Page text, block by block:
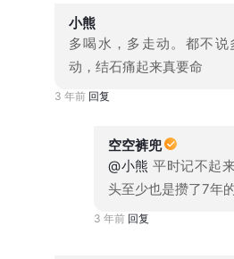
小熊
多喝水，多走动。都不
动，结石痛起来真要命
3 年前 回复
空空裤兜
@小熊 平时记不起
头至少也是攒了7年
3 年前 回复